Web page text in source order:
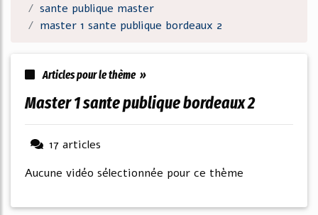
sante publique master
master 1 sante publique bordeaux 2
Articles pour le thème »
master 1 sante publique bordeaux 2
17 articles
Aucune vidéo sélectionnée pour ce thème